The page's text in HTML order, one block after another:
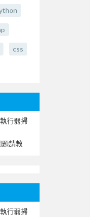
css
行弱掃
題請教
行弱掃